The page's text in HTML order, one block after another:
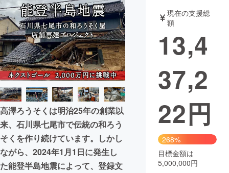
テクノロジー・ガジェット
映像・映画 書籍・雑誌
ビジネス・起業 チャレンジ
まちづくり・地域活性化
CAMPFIRE for Social Good
CAMPFIRE Creation
CAMPFIREふるさと納税
コミュニティ
高澤ろうそくは明治25年の創業以
来、石川県七尾市で伝統の和ろう
そくを作り続けています。しかし
ながら、2024年1月1日に発生し
た能登半島地震によって、登録文
現在の支援総
額
13,4
37,2
22円
268%
目標金額は
5,000,000円